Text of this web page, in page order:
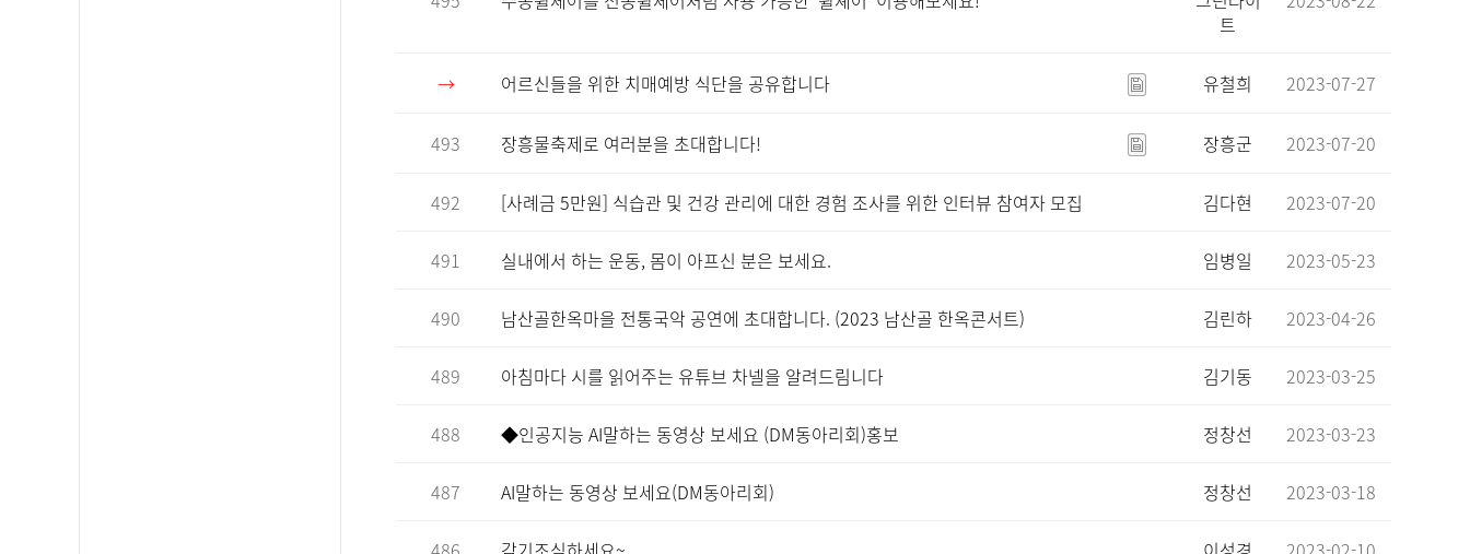
트
→ 어르신들을 위한 치매예방 식단을 공유합니다 유철희 2023-07-27
493 장흥물축제로 여러분을 초대합니다! 장흥군 2023-07-20
492 [사례금 5만원] 식습관 및 건강 관리에 대한 경험 조사를 위한 인터뷰 참여자 모집 김다현 2023-07-20
491 실내에서 하는 운동, 몸이 아프신 분은 보세요. 임병일 2023-05-23
490 남산골한옥마을 전통국악 공연에 초대합니다. (2023 남산골 한옥콘서트) 김린하 2023-04-26
489 아침마다 시를 읽어주는 유튜브 차넬을 알려드림니다 김기동 2023-03-25
488 ◆인공지능 AI말하는 동영상 보세요 (DM동아리회)홍보 정창선 2023-03-23
487 AI말하는 동영상 보세요(DM동아리회) 정창선 2023-03-18